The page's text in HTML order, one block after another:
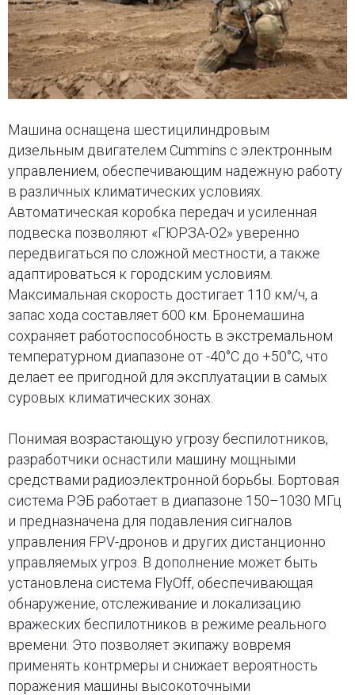
Машина оснащена шестицилиндровым
дизельным двигателем Cummins с электронным
управлением, обеспечивающим надежную работу
в различных климатических условиях.
Автоматическая коробка передач и усиленная
подвеска позволяют «ГЮРЗА-О2» уверенно
передвигаться по сложной местности, а также
адаптироваться к городским условиям.
Максимальная скорость достигает 110 км/ч, а
запас хода составляет 600 км. Бронемашина
сохраняет работоспособность в экстремальном
температурном диапазоне от -40°C до +50°C, что
делает ее пригодной для эксплуатации в самых
суровых климатических зонах.
Понимая возрастающую угрозу беспилотников,
разработчики оснастили машину мощными
средствами радиоэлектронной борьбы. Бортовая
система РЭБ работает в диапазоне 150–1030 МГц
и предназначена для подавления сигналов
управления FPV-дронов и других дистанционно
управляемых угроз. В дополнение может быть
установлена система FlyOff, обеспечивающая
обнаружение, отслеживание и локализацию
вражеских беспилотников в режиме реального
времени. Это позволяет экипажу вовремя
применять контрмеры и снижает вероятность
поражения машины высокоточными